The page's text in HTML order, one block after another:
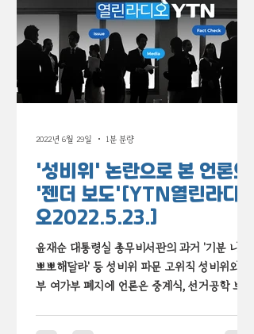
'성비위' 논란으로 본 언론의
'젠더 보도'[YTN열린라디
오2022.5.23.]
윤재순 대통령실 총무비서관의 과거 '기분 나빠
뽀뽀해달라' 등 성비위 파문 고위직 성비위와 정
부 여가부 폐지에 언론은 중계식, 선거공학 보도
2022년 6월 29일 1분 분량